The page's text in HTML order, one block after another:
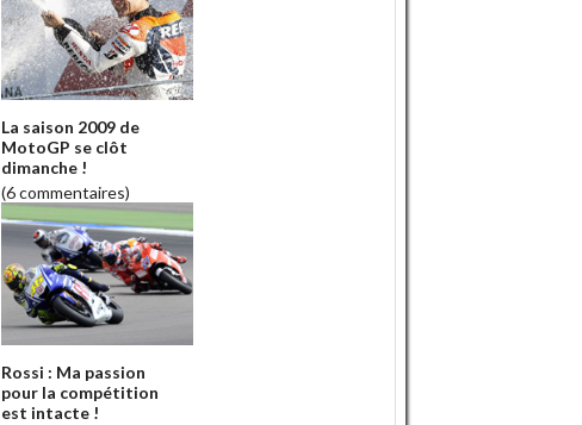
La saison 2009 de
MotoGP se clôt
dimanche !
(6 commentaires)
Rossi : Ma passion
pour la compétition
est intacte !